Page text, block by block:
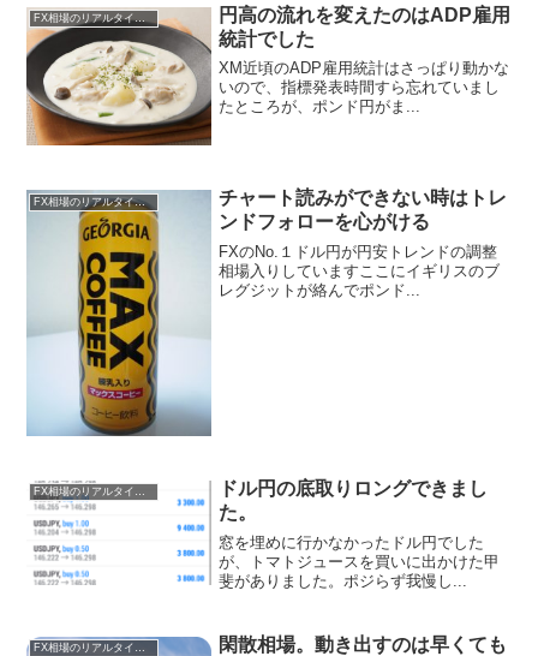
FX相場のリアルタイム情報
円高の流れを変えたのはADP雇用
統計でした
XM近頃のADP雇用統計はさっぱり動かな
いので、指標発表時間すら忘れていまし
たところが、ポンド円がま...
FX相場のリアルタイム情報
チャート読みができない時はトレ
ンドフォローを心がける
FXのNo.１ドル円が円安トレンドの調整
相場入りしていますここにイギリスのブ
レグジットが絡んでポンド...
FX相場のリアルタイム情報
ドル円の底取りロングできまし
た。
窓を埋めに行かなかったドル円でした
が、トマトジュースを買いに出かけた甲
斐がありました。ポジらず我慢し...
閑散相場。動き出すのは早くても